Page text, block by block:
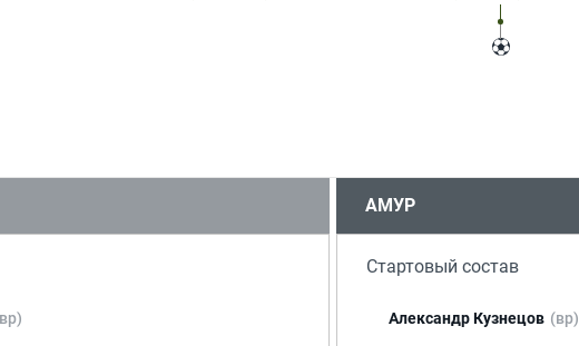
АМУР
Стартовый состав
Александр Кузнецов (вр)